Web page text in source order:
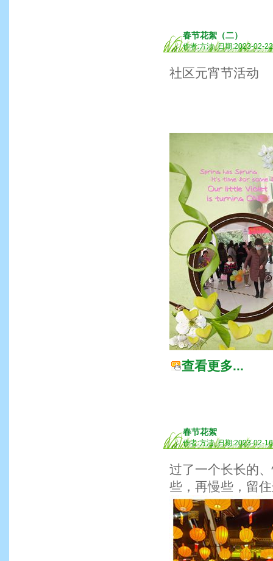
春节花絮（二）
作者:方洁 日期:2023-02-22
社区元宵节活动
查看更多...
春节花絮
作者:方洁 日期:2023-02-16
过了一个长长的
些，再慢些，留